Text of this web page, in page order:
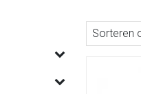
Sorteren